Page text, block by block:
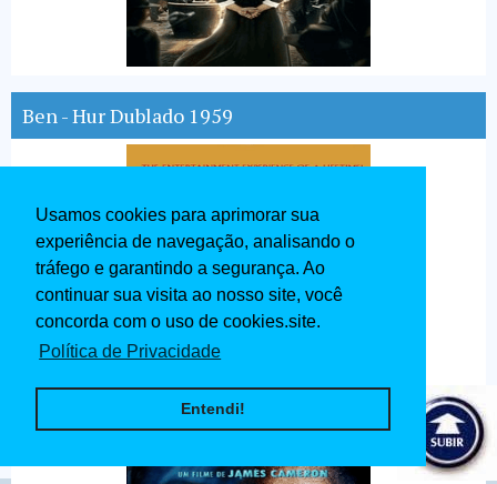
Usamos cookies para aprimorar sua
experiência de navegação, analisando o
tráfego e garantindo a segurança. Ao
continuar sua visita ao nosso site, você
concorda com o uso de cookies.site.
Política de Privacidade
Entendi!
Ben - Hur Dublado 1959
Avatar Dublado 2009